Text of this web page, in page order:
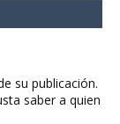
su publicación.
saber a quien